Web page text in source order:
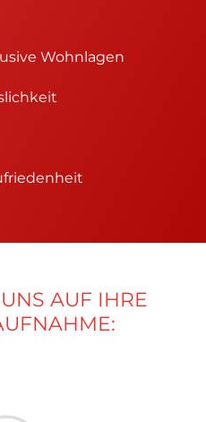
Wohnlagen
AUF IHRE